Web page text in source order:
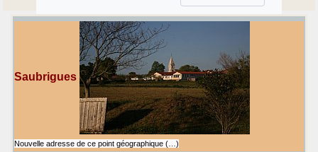
Saubrigues
Nouvelle adresse de ce point géographique (…)